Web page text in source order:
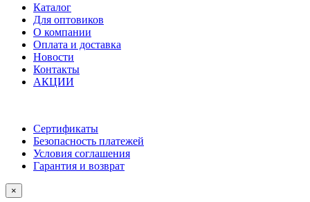
Каталог
Для оптовиков
О компании
Оплата и доставка
Новости
Контакты
АКЦИИ
Сертификаты
Безопасность платежей
Условия соглашения
Гарантия и возврат
×